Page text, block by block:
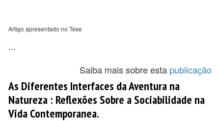
Artigo apresentado no Tese
...
Saiba mais sobre esta publicação
As Diferentes Interfaces da Aventura na
Natureza : Reflexões Sobre a Sociabilidade na
Vida Contemporanea.